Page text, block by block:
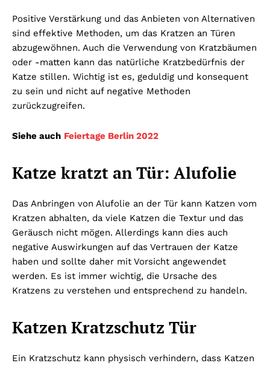
Positive Verstärkung und das Anbieten von Alternativen
sind effektive Methoden, um das Kratzen an Türen
abzugewöhnen. Auch die Verwendung von Kratzbäumen
oder -matten kann das natürliche Kratzbedürfnis der
Katze stillen. Wichtig ist es, geduldig und konsequent
zu sein und nicht auf negative Methoden
zurückzugreifen.
Siehe auch Feiertage Berlin 2022
Katze kratzt an Tür: Alufolie
Das Anbringen von Alufolie an der Tür kann Katzen vom
Kratzen abhalten, da viele Katzen die Textur und das
Geräusch nicht mögen. Allerdings kann dies auch
negative Auswirkungen auf das Vertrauen der Katze
haben und sollte daher mit Vorsicht angewendet
werden. Es ist immer wichtig, die Ursache des
Kratzens zu verstehen und entsprechend zu handeln.
Katzen Kratzschutz Tür
Ein Kratzschutz kann physisch verhindern, dass Katzen